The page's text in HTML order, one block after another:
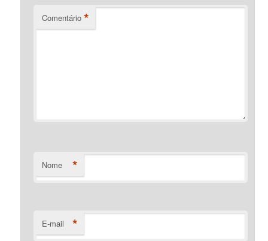
Comentário *
Nome *
E-mail *